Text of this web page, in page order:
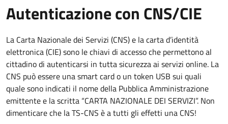
Autenticazione con CNS/CIE
La Carta Nazionale dei Servizi (CNS) e la carta d’identità
elettronica (CIE) sono le chiavi di accesso che permettono al
cittadino di autenticarsi in tutta sicurezza ai servizi online. La
CNS può essere una smart card o un token USB sui quali
quale sono indicati il nome della Pubblica Amministrazione
emittente e la scritta “CARTA NAZIONALE DEI SERVIZI”. Non
dimenticare che la TS-CNS è a tutti gli effetti una CNS!